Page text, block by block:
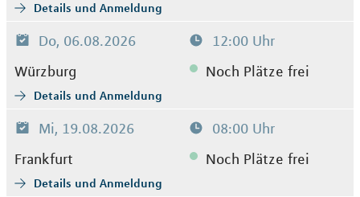
Details und Anmeldung
Do, 06.08.2026
12:00 Uhr
Würzburg
Noch Plätze frei
Details und Anmeldung
Mi, 19.08.2026
08:00 Uhr
Frankfurt
Noch Plätze frei
Details und Anmeldung